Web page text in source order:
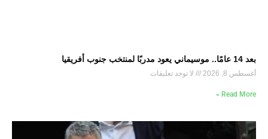
بعد 14 عامًا.. موسيماني يعود مدربًا لمنتخب جنوب أفريقيا
أغسطس 8, 2026 لا توجد تعليقات
Read More »